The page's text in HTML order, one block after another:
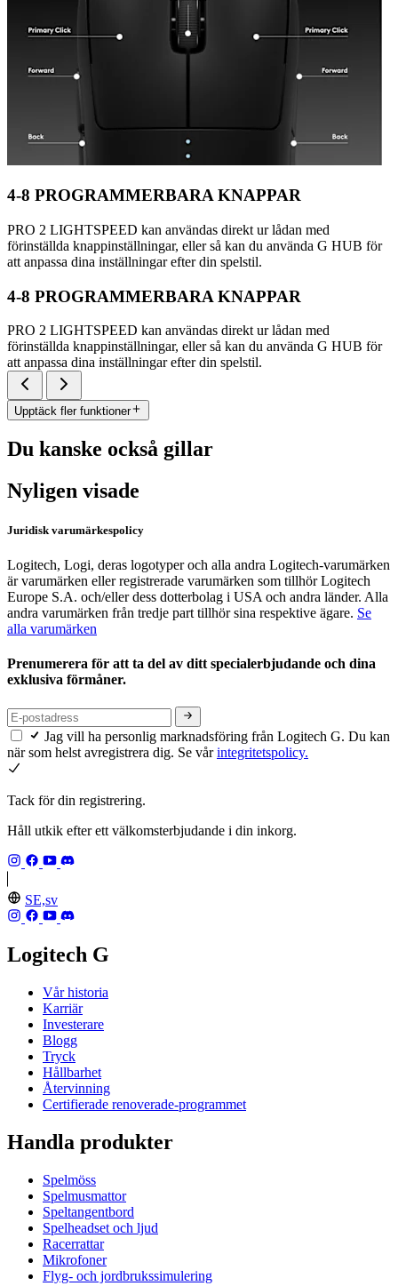
4-8 PROGRAMMERBARA KNAPPAR
PRO 2 LIGHTSPEED kan användas direkt ur lådan med
förinställda knappinställningar, eller så kan du använda G HUB för
att anpassa dina inställningar efter din spelstil.
4-8 PROGRAMMERBARA KNAPPAR
PRO 2 LIGHTSPEED kan användas direkt ur lådan med
förinställda knappinställningar, eller så kan du använda G HUB för
att anpassa dina inställningar efter din spelstil.
Upptäck fler funktioner
Du kanske också gillar
Nyligen visade
Juridisk varumärkespolicy
Logitech, Logi, deras logotyper och alla andra Logitech-varumärken
är varumärken eller registrerade varumärken som tillhör Logitech
Europe S.A. och/eller dess dotterbolag i USA och andra länder. Alla
andra varumärken från tredje part tillhör sina respektive ägare. Se
alla varumärken
Prenumerera för att ta del av ditt specialerbjudande och dina
exklusiva förmåner.
Jag vill ha personlig marknadsföring från Logitech G. Du kan
när som helst avregistrera dig. Se vårintegritetspolicy.
Tack för din registrering.
Håll utkik efter ett välkomsterbjudande i din inkorg.
SE,sv
Logitech G
Vår historia
Karriär
Investerare
Blogg
Tryck
Hållbarhet
Återvinning
Certifierade renoverade-programmet
Handla produkter
Spelmöss
Spelmusmattor
Speltangentbord
Spelheadset och ljud
Racerrattar
Mikrofoner
Flyg- och jordbrukssimulering